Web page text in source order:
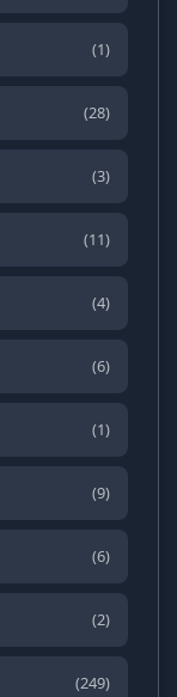
(1)
(28)
(3)
(11)
(4)
(6)
(1)
(9)
(6)
(2)
(249)